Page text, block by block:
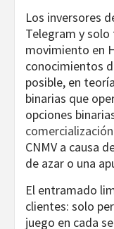
Los inversores
Telegram y solo
movimiento en
conocimientos
posible, en
binarias que
opciones
CNMV a causa
de azar o una
El entramado
clientes: solo
juego en cada